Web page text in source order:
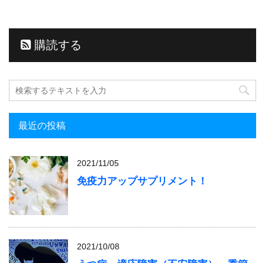
購読する
最近の投稿
2021/11/05
免疫力アップサプリメント！
2021/10/08